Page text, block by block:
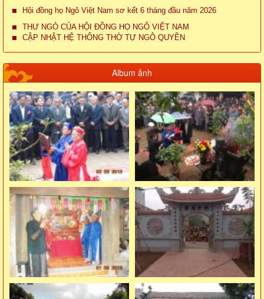
Hội đồng họ Ngô Việt Nam sơ kết 6 tháng đầu năm 2026
THƯ NGỎ CỦA HỘI ĐỒNG HỌ NGÔ VIỆT NAM
CẬP NHẬT HỆ THỐNG THỜ TỰ NGÔ QUYỀN
Album ảnh